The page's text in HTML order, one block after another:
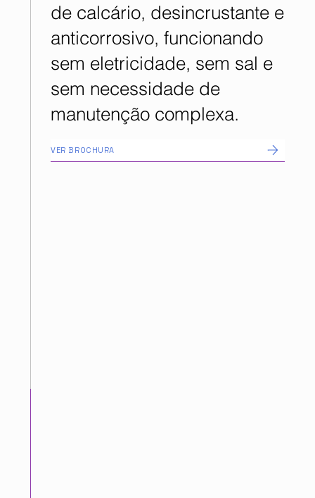
de calcário, desincrustante e
anticorrosivo, funcionando
sem eletricidade, sem sal e
sem necessidade de
manutenção complexa.
VER BROCHURA